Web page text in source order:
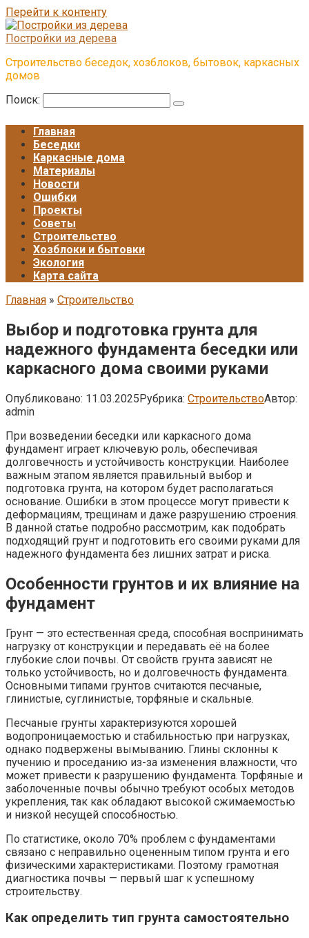
Перейти к контенту
Постройки из дерева
Строительство беседок, хозблоков, бытовок, каркасных
домов
Поиск:
Главная
Беседки
Каркасные дома
Материалы
Новости
Ошибки
Проекты
Советы
Строительство
Хозблоки и бытовки
Экология
Карта сайта
Главная » Строительство
Выбор и подготовка грунта для
надежного фундамента беседки или
каркасного дома своими руками
Опубликовано: 11.03.2025Рубрика: СтроительствоАвтор:
admin
При возведении беседки или каркасного дома
фундамент играет ключевую роль, обеспечивая
долговечность и устойчивость конструкции. Наиболее
важным этапом является правильный выбор и
подготовка грунта, на котором будет располагаться
основание. Ошибки в этом процессе могут привести к
деформациям, трещинам и даже разрушению строения.
В данной статье подробно рассмотрим, как подобрать
подходящий грунт и подготовить его своими руками для
надежного фундамента без лишних затрат и риска.
Особенности грунтов и их влияние на
фундамент
Грунт — это естественная среда, способная воспринимать
нагрузку от конструкции и передавать её на более
глубокие слои почвы. От свойств грунта зависят не
только устойчивость, но и долговечность фундамента.
Основными типами грунтов считаются песчаные,
глинистые, суглинистые, торфяные и скальные.
Песчаные грунты характеризуются хорошей
водопроницаемостью и стабильностью при нагрузках,
однако подвержены вымыванию. Глины склонны к
пучению и проседанию из-за изменения влажности, что
может привести к разрушению фундамента. Торфяные и
заболоченные почвы обычно требуют особых методов
укрепления, так как обладают высокой сжимаемостью
и низкой несущей способностью.
По статистике, около 70% проблем с фундаментами
связано с неправильно оцененным типом грунта и его
физическими характеристиками. Поэтому грамотная
диагностика почвы — первый шаг к успешному
строительству.
Как определить тип грунта самостоятельно